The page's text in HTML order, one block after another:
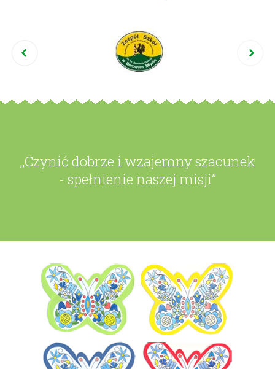
,,Czynić dobrze i wzajemny szacunek
- spełnienie naszej misji”